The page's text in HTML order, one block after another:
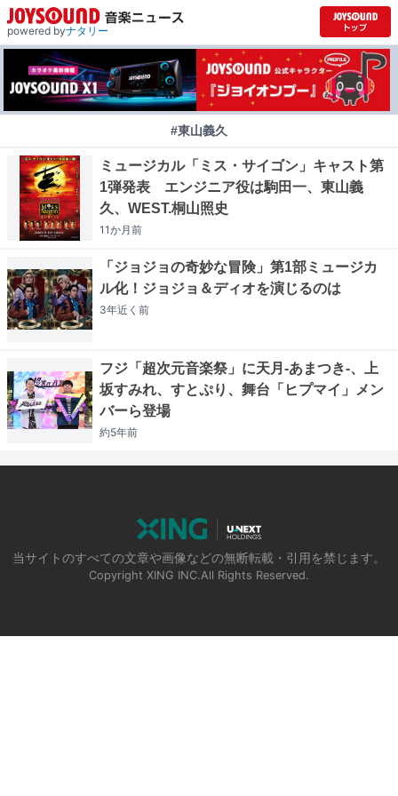
powered byナタリー
#東山義久
ミュージカル「ミス・サイゴン」キャスト第
1弾発表 エンジニア役は駒田一、東山義
久、WEST.桐山照史
11か月前
「ジョジョの奇妙な冒険」第1部ミュージカ
ル化！ジョジョ＆ディオを演じるのは
3年近く 前
フジ「超次元音楽祭」に天月-あまつき-、上
坂すみれ、すとぷり、舞台「ヒプマイ」メン
バーら登場
約5年前
当サイトのすべての文章や画像などの無断転載・引用を禁じます。
Copyright XING INC.All Rights Reserved.